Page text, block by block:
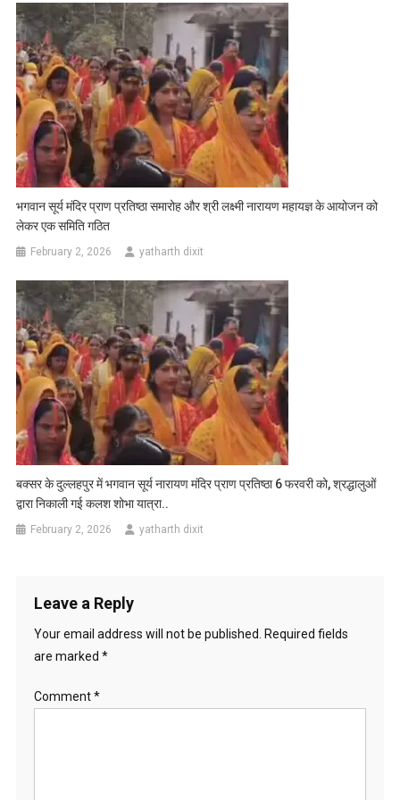
भगवान सूर्य मंदिर प्राण प्रतिष्ठा समारोह और श्री लक्ष्मी नारायण महायज्ञ के आयोजन को
लेकर एक समिति गठित
February 2, 2026 yatharth dixit
बक्सर के दुल्लहपुर में भगवान सूर्य नारायण मंदिर प्राण प्रतिष्ठा 6 फरवरी को, श्रद्धालुओं
द्वारा निकाली गई कलश शोभा यात्रा..
February 2, 2026 yatharth dixit
Leave a Reply
Your email address will not be published.
Required fields
are marked *
Comment*